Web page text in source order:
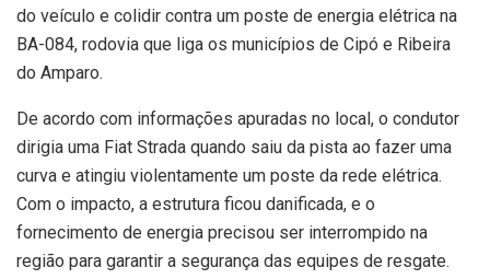
do veículo e colidir contra um poste de energia elétrica na
BA-084, rodovia que liga os municípios de Cipó e Ribeira
do Amparo.
De acordo com informações apuradas no local, o condutor
dirigia uma Fiat Strada quando saiu da pista ao fazer uma
curva e atingiu violentamente um poste da rede elétrica.
Com o impacto, a estrutura ficou danificada, e o
fornecimento de energia precisou ser interrompido na
região para garantir a segurança das equipes de resgate.